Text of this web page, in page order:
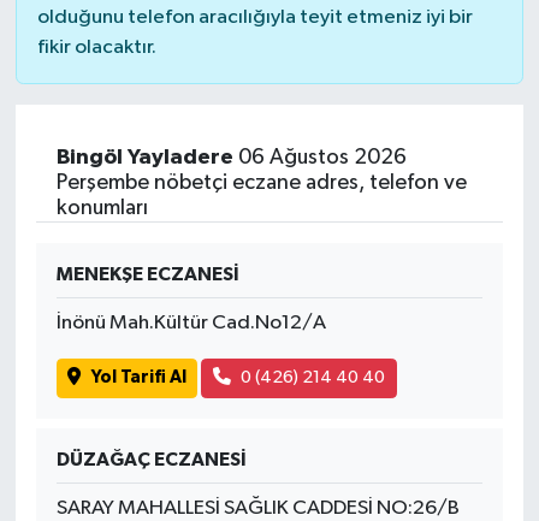
olduğunu telefon aracılığıyla teyit etmeniz iyi bir
fikir olacaktır.
Bingöl Yayladere 06 Ağustos 2026
Perşembe nöbetçi eczane adres, telefon ve
konumları
MENEKŞE ECZANESİ
İnönü Mah.Kültür Cad.No12/A
Yol Tarifi Al 0 (426) 214 40 40
DÜZAĞAÇ ECZANESİ
SARAY MAHALLESİ SAĞLIK CADDESİ NO:26/B